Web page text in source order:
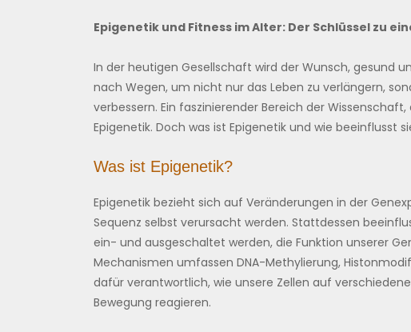
Epigenetik und Fitness im Alter: Der Schlüssel zu
In der heutigen Gesellschaft wird der Wunsch, gesund
nach Wegen, um nicht nur das Leben zu verlängern,
verbessern. Ein faszinierender Bereich der
Epigenetik. Doch was ist Epigenetik und wie beeinflusst
Was ist Epigenetik?
Epigenetik bezieht sich auf Veränderungen in der
Sequenz selbst verursacht werden. Stattdessen
ein- und ausgeschaltet werden, die Funktion unserer
Mechanismen umfassen DNA-Methylierung,
dafür verantwortlich, wie unsere Zellen auf
Bewegung reagieren.